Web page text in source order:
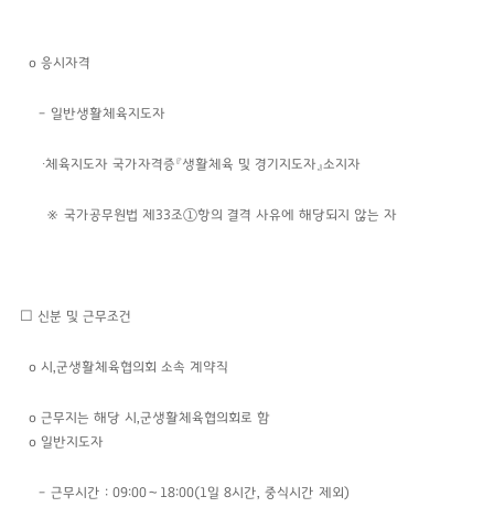
o 응시자격
– 일반생활체육지도자
∙체육지도자 국가자격증『생활체육 및 경기지도자』소지자
※ 국가공무원법 제33조①항의 결격 사유에 해당되지 않는 자
☐ 신분 및 근무조건
o 시,군생활체육협의회 소속 계약직
o 근무지는 해당 시,군생활체육협의회로 함
o 일반지도자
– 근무시간 : 09:00～18:00(1일 8시간, 중식시간 제외)